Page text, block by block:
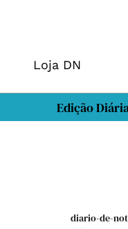
Loja DN
Edição
diario-de-